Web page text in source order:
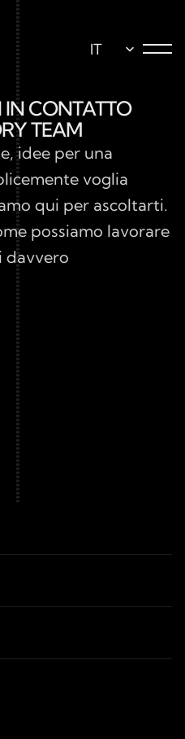
IT
IN CONTATTO
TEAM
idee per una
voglia
qui per ascoltarti.
possiamo lavorare
davvero